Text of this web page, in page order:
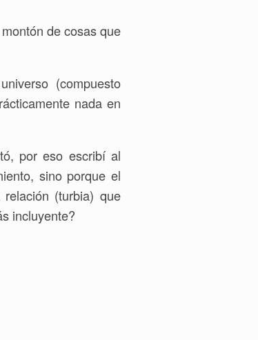
de cosas que
(compuesto
nada en
por eso escribí al
sino porque el
(turbia) que
incluyente?